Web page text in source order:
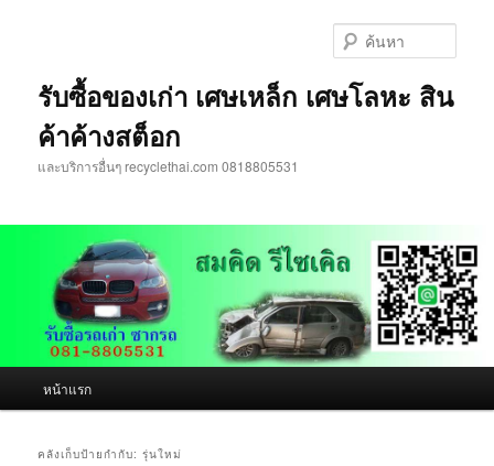
รับซื้อของเก่า เศษเหล็ก เศษโลหะ สิน
ค้าค้างสต็อก
และบริการอื่นๆ recyclethai.com 0818805531
หน้าแรก
คลังเก็บป้ายกำกับ:รุ่นใหม่